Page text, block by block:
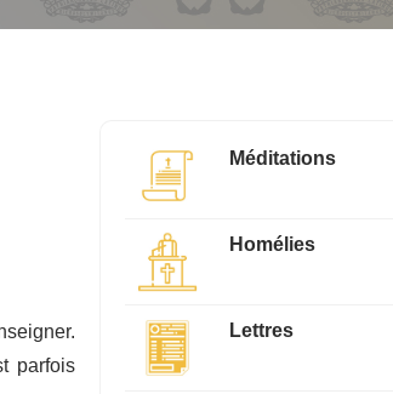
parfois
Méditations
Homélies
Lettres